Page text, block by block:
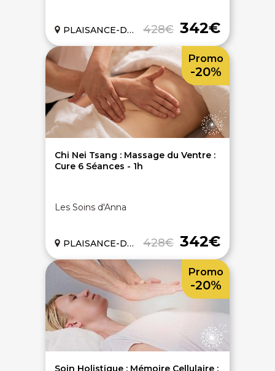
428€ 342€
PLAISANCE-DU-TOUCH (31)
Chi Nei Tsang : Massage du Ventre :
Cure 6 Séances - 1h
Les Soins d'Anna
428€ 342€
PLAISANCE-DU-TOUCH (31)
Promo
-20%
Soin Holistique : Mémoire Cellulaire :
Promo
-20%